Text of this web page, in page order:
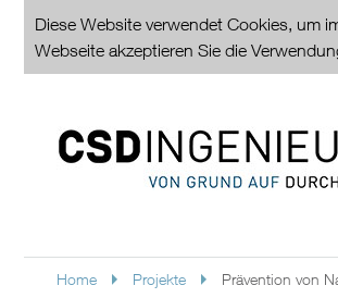
Diese Website verwendet Cookies, um
Webseite akzeptieren Sie die
Home Projekte Prävention von